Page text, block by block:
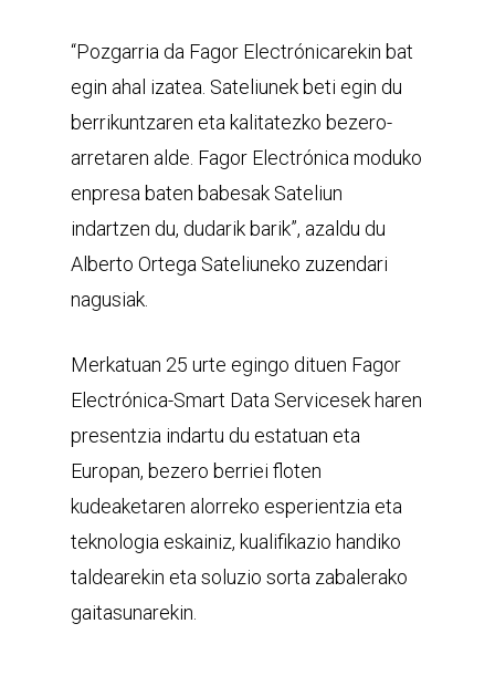
“Pozgarria da Fagor Electrónicarekin bat
egin ahal izatea. Sateliunek beti egin du
berrikuntzaren eta kalitatezko bezero-
arretaren alde. Fagor Electrónica moduko
enpresa baten babesak Sateliun
indartzen du, dudarik barik”, azaldu du
Alberto Ortega Sateliuneko zuzendari
nagusiak.
Merkatuan 25 urte egingo dituen Fagor
Electrónica-Smart Data Servicesek haren
presentzia indartu du estatuan eta
Europan, bezero berriei floten
kudeaketaren alorreko esperientzia eta
teknologia eskainiz, kualifikazio handiko
taldearekin eta soluzio sorta zabalerako
gaitasunarekin.